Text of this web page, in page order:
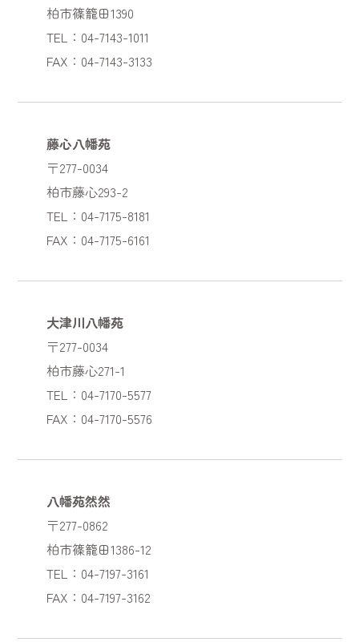
柏市篠籠田1390
TEL：04-7143-1011
FAX：04-7143-3133
藤心八幡苑
〒277-0034
柏市藤心293-2
TEL：04-7175-8181
FAX：04-7175-6161
大津川八幡苑
〒277-0034
柏市藤心271-1
TEL：04-7170-5577
FAX：04-7170-5576
八幡苑然然
〒277-0862
柏市篠籠田1386-12
TEL：04-7197-3161
FAX：04-7197-3162